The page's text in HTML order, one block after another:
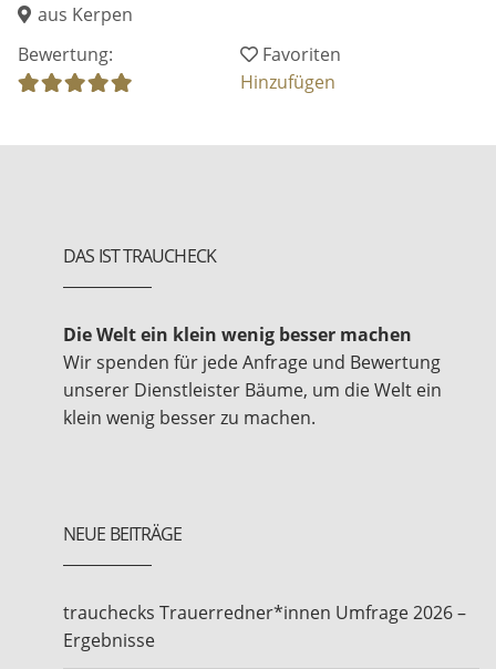
aus Kerpen
Bewertung:
Favoriten
Hinzufügen
DAS IST TRAUCHECK
Die Welt ein klein wenig besser machen
Wir spenden für jede Anfrage und Bewertung
unserer Dienstleister Bäume, um die Welt ein
klein wenig besser zu machen.
NEUE BEITRÄGE
trauchecks Trauerredner*innen Umfrage 2026 –
Ergebnisse